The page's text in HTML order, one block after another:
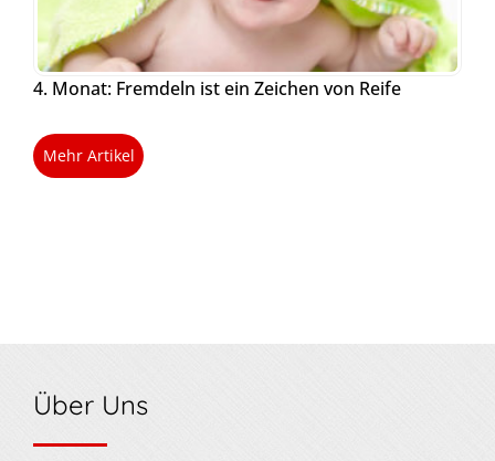
4. Monat: Fremdeln ist ein Zeichen von Reife
Mehr Artikel
Über Uns